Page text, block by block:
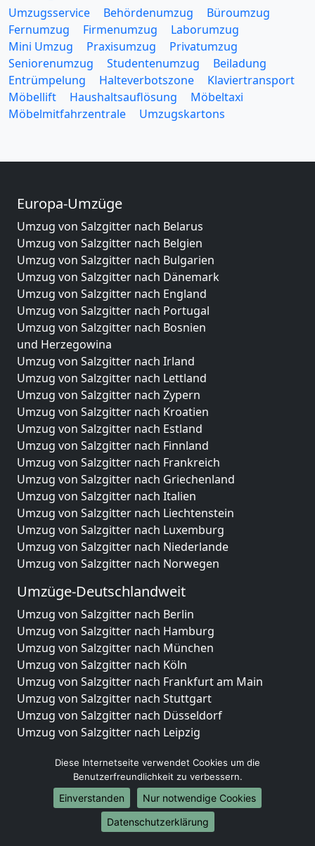
Umzugsservice Behördenumzug
Büroumzug
Fernumzug
Firmenumzug
Laborumzug
Mini Umzug
Praxisumzug
Privatumzug
Seniorenumzug
Studentenumzug
Beiladung
Entrümpelung
Halteverbotszone
Klaviertransport
Möbellift
Haushaltsauflösung
Möbeltaxi
Möbelmitfahrzentrale
Umzugskartons
Europa-Umzüge
Umzug von Salzgitter nach Belarus
Umzug von Salzgitter nach Belgien
Umzug von Salzgitter nach Bulgarien
Umzug von Salzgitter nach Dänemark
Umzug von Salzgitter nach England
Umzug von Salzgitter nach Portugal
Umzug von Salzgitter nach Bosnien
und Herzegowina
Umzug von Salzgitter nach Irland
Umzug von Salzgitter nach Lettland
Umzug von Salzgitter nach Zypern
Umzug von Salzgitter nach Kroatien
Umzug von Salzgitter nach Estland
Umzug von Salzgitter nach Finnland
Umzug von Salzgitter nach Frankreich
Umzug von Salzgitter nach Griechenland
Umzug von Salzgitter nach Italien
Umzug von Salzgitter nach Liechtenstein
Umzug von Salzgitter nach Luxemburg
Umzug von Salzgitter nach Niederlande
Umzug von Salzgitter nach Norwegen
Umzüge-Deutschlandweit
Umzug von Salzgitter nach Berlin
Umzug von Salzgitter nach Hamburg
Umzug von Salzgitter nach München
Umzug von Salzgitter nach Köln
Umzug von Salzgitter nach Frankfurt am Main
Umzug von Salzgitter nach Stuttgart
Umzug von Salzgitter nach Düsseldorf
Umzug von Salzgitter nach Leipzig
Umzug von Salzgitter nach Essen
Umzug von Salzgitter nach Bremen
Umzug von Salzgitter nach Dresden
Umzug von Salzgitter nach Hannover
Umzug von Salzgitter nach Nürnberg
Diese Internetseite verwendet Cookies um die
Benutzerfreundlichkeit zu verbessern.
Einverstanden
Nur notwendige Cookies
Datenschutzerklärung